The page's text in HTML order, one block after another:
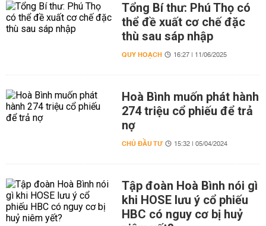
Tổng Bí thư: Phú Thọ có
thể đề xuất cơ chế đặc
thù sau sáp nhập
QUY HOẠCH 16:27 | 11/06/2025
Hoà Bình muốn phát hành
274 triệu cổ phiếu để trả
nợ
CHỦ ĐẦU TƯ 15:32 | 05/04/2024
Tập đoàn Hoà Bình nói gì
khi HOSE lưu ý cổ phiếu
HBC có nguy cơ bị huỷ